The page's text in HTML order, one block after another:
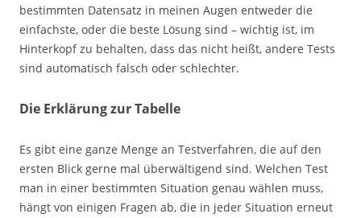
bestimmten Datensatz in meinen Augen entweder die
einfachste, oder die beste Lösung sind – wichtig ist, im
Hinterkopf zu behalten, dass das nicht heißt, andere Tests
sind automatisch falsch oder schlechter.
Die Erklärung zur Tabelle
Es gibt eine ganze Menge an Testverfahren, die auf den
ersten Blick gerne mal überwältigend sind. Welchen Test
man in einer bestimmten Situation genau wählen muss,
hängt von einigen Fragen ab, die in jeder Situation erneut